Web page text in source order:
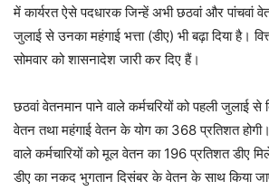
में कार्यरत ऐसे पदधारक जिन्हें अभी छठवां और पांचवां
जुलाई से उनका महंगाई भत्ता (डीए) भी बढ़ा दिया है।
सोमवार को शासनादेश जारी कर दिए हैं।
छठवां वेतनमान पाने वाले कर्मचरियों को पहली जुलाई से
वेतन तथा महंगाई वेतन के योग का 368 प्रतिशत होगी।
वाले कर्मचारियों को मूल वेतन का 196 प्रतिशत डीए
डीए का नकद भुगतान दिसंबर के वेतन के साथ किया